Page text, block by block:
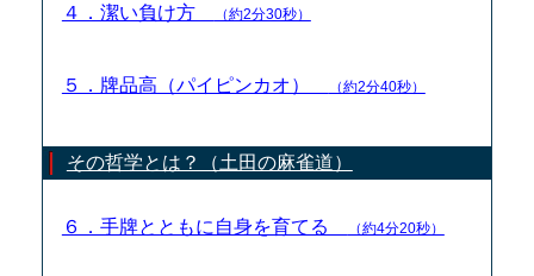
４．潔い負け方 （約2分30秒）
５．牌品高（パイピンカオ） （約2分40秒）
その哲学とは？（土田の麻雀道）
６．手牌とともに自身を育てる （約4分20秒）